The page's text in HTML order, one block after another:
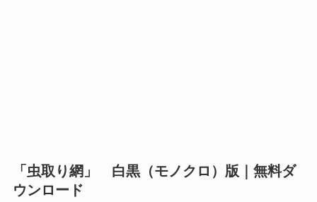
「虫取り網」 白黒（モノクロ）版｜無料ダ
ウンロード